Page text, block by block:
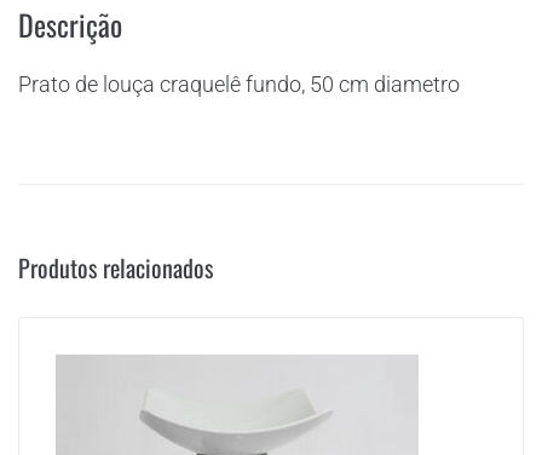
Descrição
Prato de louça craquelê fundo, 50 cm diametro
Produtos relacionados